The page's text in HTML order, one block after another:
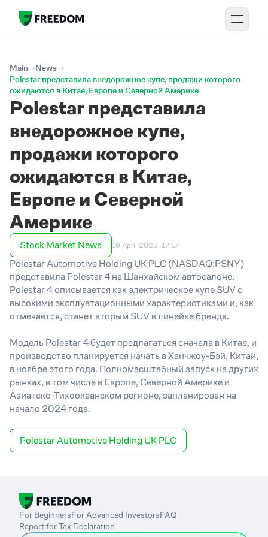
Main
News
Polestar представила внедорожное купе, продажи которого
ожидаются в Китае, Европе и Северной Америке
Polestar представила
внедорожное купе,
продажи которого
ожидаются в Китае,
Европе и Северной
Америке
Stock Market News 19 April 2023, 17:17
Polestar Automotive Holding UK PLC (NASDAQ:PSNY)
представила Polestar 4 на Шанхайском автосалоне.
Polestar 4 описывается как электрическое купе SUV с
высокими эксплуатационными характеристиками и, как
отмечается, станет вторым SUV в линейке бренда.
Модель Polestar 4 будет предлагаться сначала в Китае, и
производство планируется начать в Ханчжоу-Бэй, Китай,
в ноябре этого года. Полномасштабный запуск на других
рынках, в том числе в Европе, Северной Америке и
Азиатско-Тихоокеанском регионе, запланирован на
начало 2024 года.
Polestar Automotive Holding UK PLC
For BeginnersFor Advanced InvestorsFAQ
Report for Tax Declaration